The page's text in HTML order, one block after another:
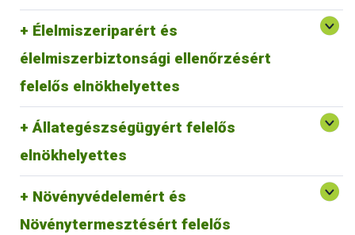
Élelmiszeriparért és
élelmiszerbiztonsági ellenőrzésért
felelős elnökhelyettes
Állategészségügyért felelős
elnökhelyettes
Növényvédelemért és
Növénytermesztésért felelős